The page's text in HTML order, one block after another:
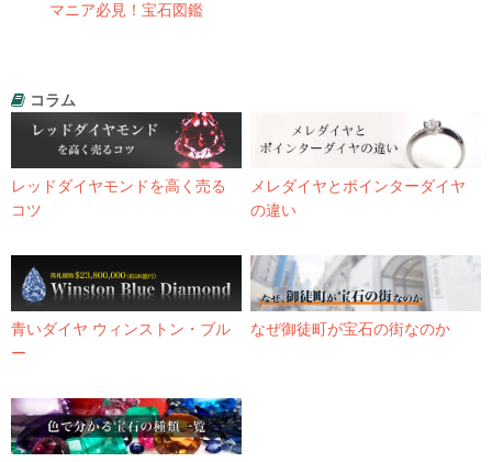
マニア必見！宝石図鑑
コラム
レッドダイヤモンドを高く売る
コツ
メレダイヤとポインターダイヤ
の違い
青いダイヤ ウィンストン・ブル
ー
なぜ御徒町が宝石の街なのか